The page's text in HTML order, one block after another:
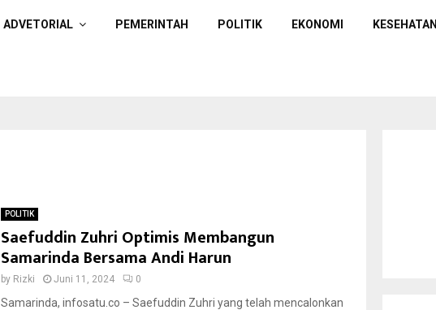
ADVETORIAL PEMERINTAH POLITIK EKONOMI KESEHATAN
POLITIK
Saefuddin Zuhri Optimis Membangun
Samarinda Bersama Andi Harun
by Rizki Juni 11, 2024 0
Samarinda, infosatu.co – Saefuddin Zuhri yang telah mencalonkan